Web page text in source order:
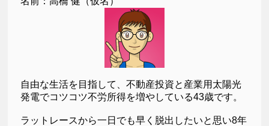
自由な生活を目指して、不動産投資と産業用太陽光
発電でコツコツ不労所得を増やしている43歳です。
ラットレースから一日でも早く脱出したいと思い8年